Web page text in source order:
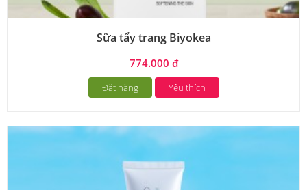
Sữa tẩy trang Biyokea
774.000 đ
Đặt hàng Yêu thích